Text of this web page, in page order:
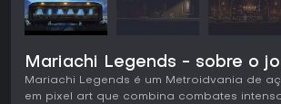
Mariachi Legends - sobre o
Mariachi Legends é um Metroidvania de
em pixel art que combina combates